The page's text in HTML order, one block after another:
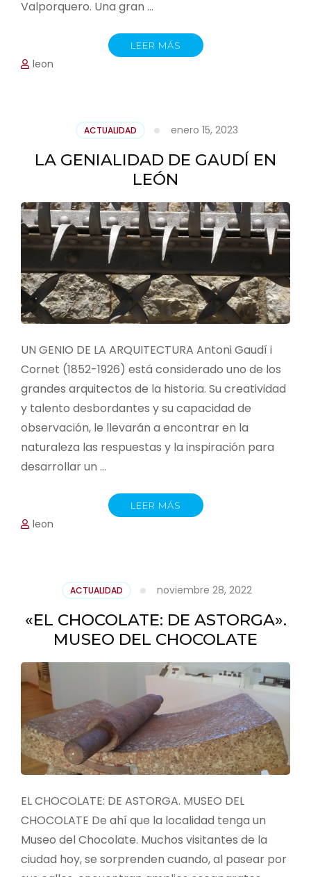
Valporquero. Una gran …
LEER MÁS
leon
ACTUALIDAD enero 15, 2023
LA GENIALIDAD DE GAUDÍ EN
LEÓN
UN GENIO DE LA ARQUITECTURA Antoni Gaudí i
Cornet (1852-1926) está considerado uno de los
grandes arquitectos de la historia. Su creatividad
y talento desbordantes y su capacidad de
observación, le llevarán a encontrar en la
naturaleza las respuestas y la inspiración para
desarrollar un …
LEER MÁS
leon
ACTUALIDAD noviembre 28, 2022
«EL CHOCOLATE: DE ASTORGA».
MUSEO DEL CHOCOLATE
EL CHOCOLATE: DE ASTORGA. MUSEO DEL
CHOCOLATE De ahí que la localidad tenga un
Museo del Chocolate. Muchos visitantes de la
ciudad hoy, se sorprenden cuando, al pasear por